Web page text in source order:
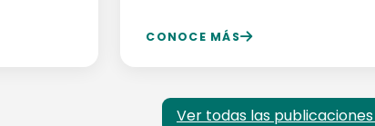
CONOCE MÁS
Ver todas las publicaciones